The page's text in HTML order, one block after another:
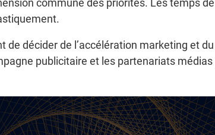
commune des priorités. Les temps
de décider de l’accélération marketing et
publicitaire et les partenariats